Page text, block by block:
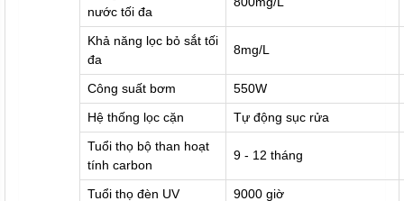
nước tối đa
Khả năng lọc bỏ sắt tối
đa
8mg/L
Công suất bơm
550W
Hệ thống lọc cặn
Tự động sục rửa
Tuổi thọ bộ than hoạt
tính carbon
9 - 12 tháng
Tuổi thọ đèn UV 9000 giờ